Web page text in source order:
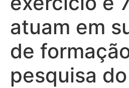
atuam em
de
pesquisa